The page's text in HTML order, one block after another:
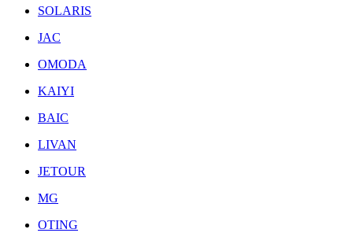
SOLARIS
JAC
OMODA
KAIYI
BAIC
LIVAN
JETOUR
MG
OTING